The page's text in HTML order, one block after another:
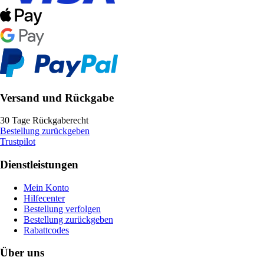
Versand und Rückgabe
30 Tage Rückgaberecht
Bestellung zurückgeben
Trustpilot
Dienstleistungen
Mein Konto
Hilfecenter
Bestellung verfolgen
Bestellung zurückgeben
Rabattcodes
Über uns